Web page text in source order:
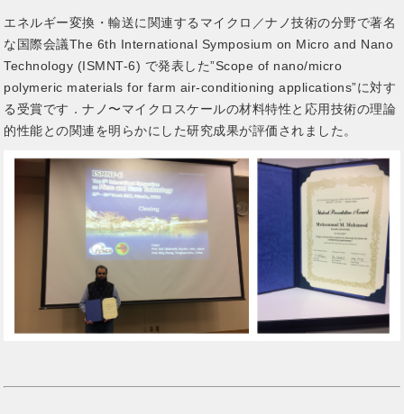
エネルギー変換・輸送に関連するマイクロ／ナノ技術の分野で著名
な国際会議The 6th International Symposium on Micro and Nano
Technology (ISMNT-6) で発表した”Scope of nano/micro
polymeric materials for farm air-conditioning applications”に対す
る受賞です．ナノ〜マイクロスケールの材料特性と応用技術の理論
的性能との関連を明らかにした研究成果が評価されました。